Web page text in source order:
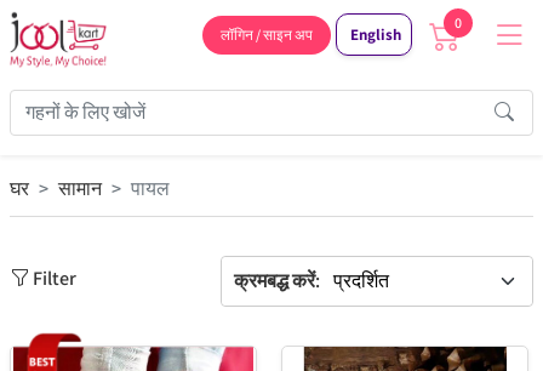
लॉगिन / साइन अप English
0
घर सामान पायल
Filter क्रमबद्ध करें: